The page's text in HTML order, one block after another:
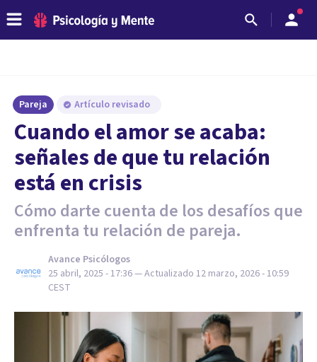
Pareja Artículo revisado
Cuando el amor se acaba:
señales de que tu relación
está en crisis
Cómo darte cuenta de los desafíos que
enfrenta tu relación de pareja.
Avance Psicólogos
25 abril, 2025 - 17:36— Actualizado 12 marzo, 2026 - 10:59
CEST